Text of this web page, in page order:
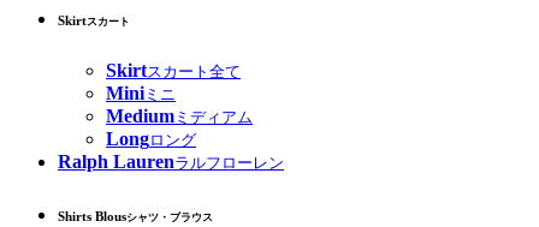
Skirtスカート
Skirtスカート全て
Miniミニ
Medium ミディアム
Longロング
Ralph Laurenラルフローレン
Shirts Blousシャツ・ブラウス